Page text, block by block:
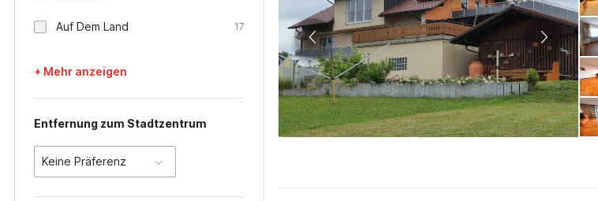
Auf Dem Land 17
+ Mehr anzeigen
Entfernung zum Stadtzentrum
Keine Präferenz